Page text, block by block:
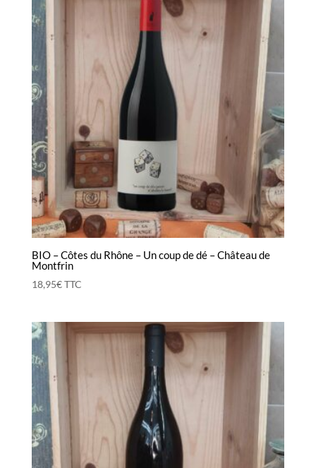
BIO – Côtes du Rhône – Un coup de dé – Château de
Montfrin
18,95€TTC